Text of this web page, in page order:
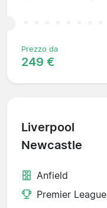
Prezzo da
249 €
Liverpool
Newcastle
Anfield
Premier League